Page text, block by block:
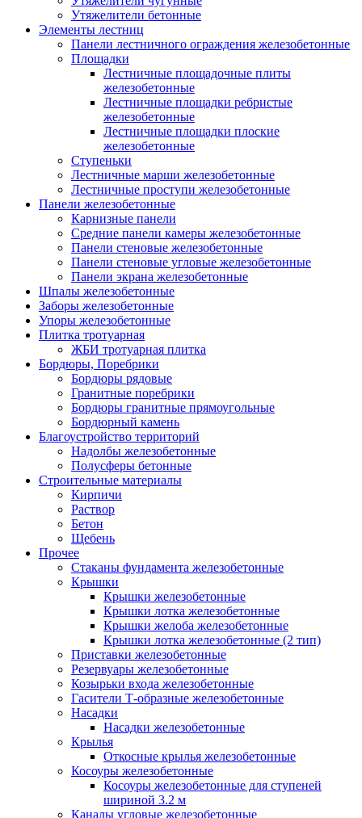
Утяжелители бетонные
Элементы лестниц
Панели лестничного ограждения железобетонные
Площадки
Лестничные площадочные плиты
железобетонные
Лестничные площадки ребристые
железобетонные
Лестничные площадки плоские
железобетонные
Ступеньки
Лестничные марши железобетонные
Лестничные проступи железобетонные
Панели железобетонные
Карнизные панели
Средние панели камеры железобетонные
Панели стеновые железобетонные
Панели стеновые угловые железобетонные
Панели экрана железобетонные
Шпалы железобетонные
Заборы железобетонные
Упоры железобетонные
Плитка тротуарная
ЖБИ тротуарная плитка
Бордюры, Поребрики
Бордюры рядовые
Гранитные поребрики
Бордюры гранитные прямоугольные
Бордюрный камень
Благоустройство территорий
Надолбы железобетонные
Полусферы бетонные
Строительные материалы
Кирпичи
Раствор
Бетон
Щебень
Прочее
Стаканы фундамента железобетонные
Крышки
Крышки железобетонные
Крышки лотка железобетонные
Крышки желоба железобетонные
Крышки лотка железобетонные (2 тип)
Приставки железобетонные
Резервуары железобетонные
Козырьки входа железобетонные
Гасители Т-образные железобетонные
Насадки
Насадки железобетонные
Крылья
Откосные крылья железобетонные
Косоуры железобетонные
Косоуры железобетонные для ступеней
шириной 3.2 м
Каналы угловые железобетонные